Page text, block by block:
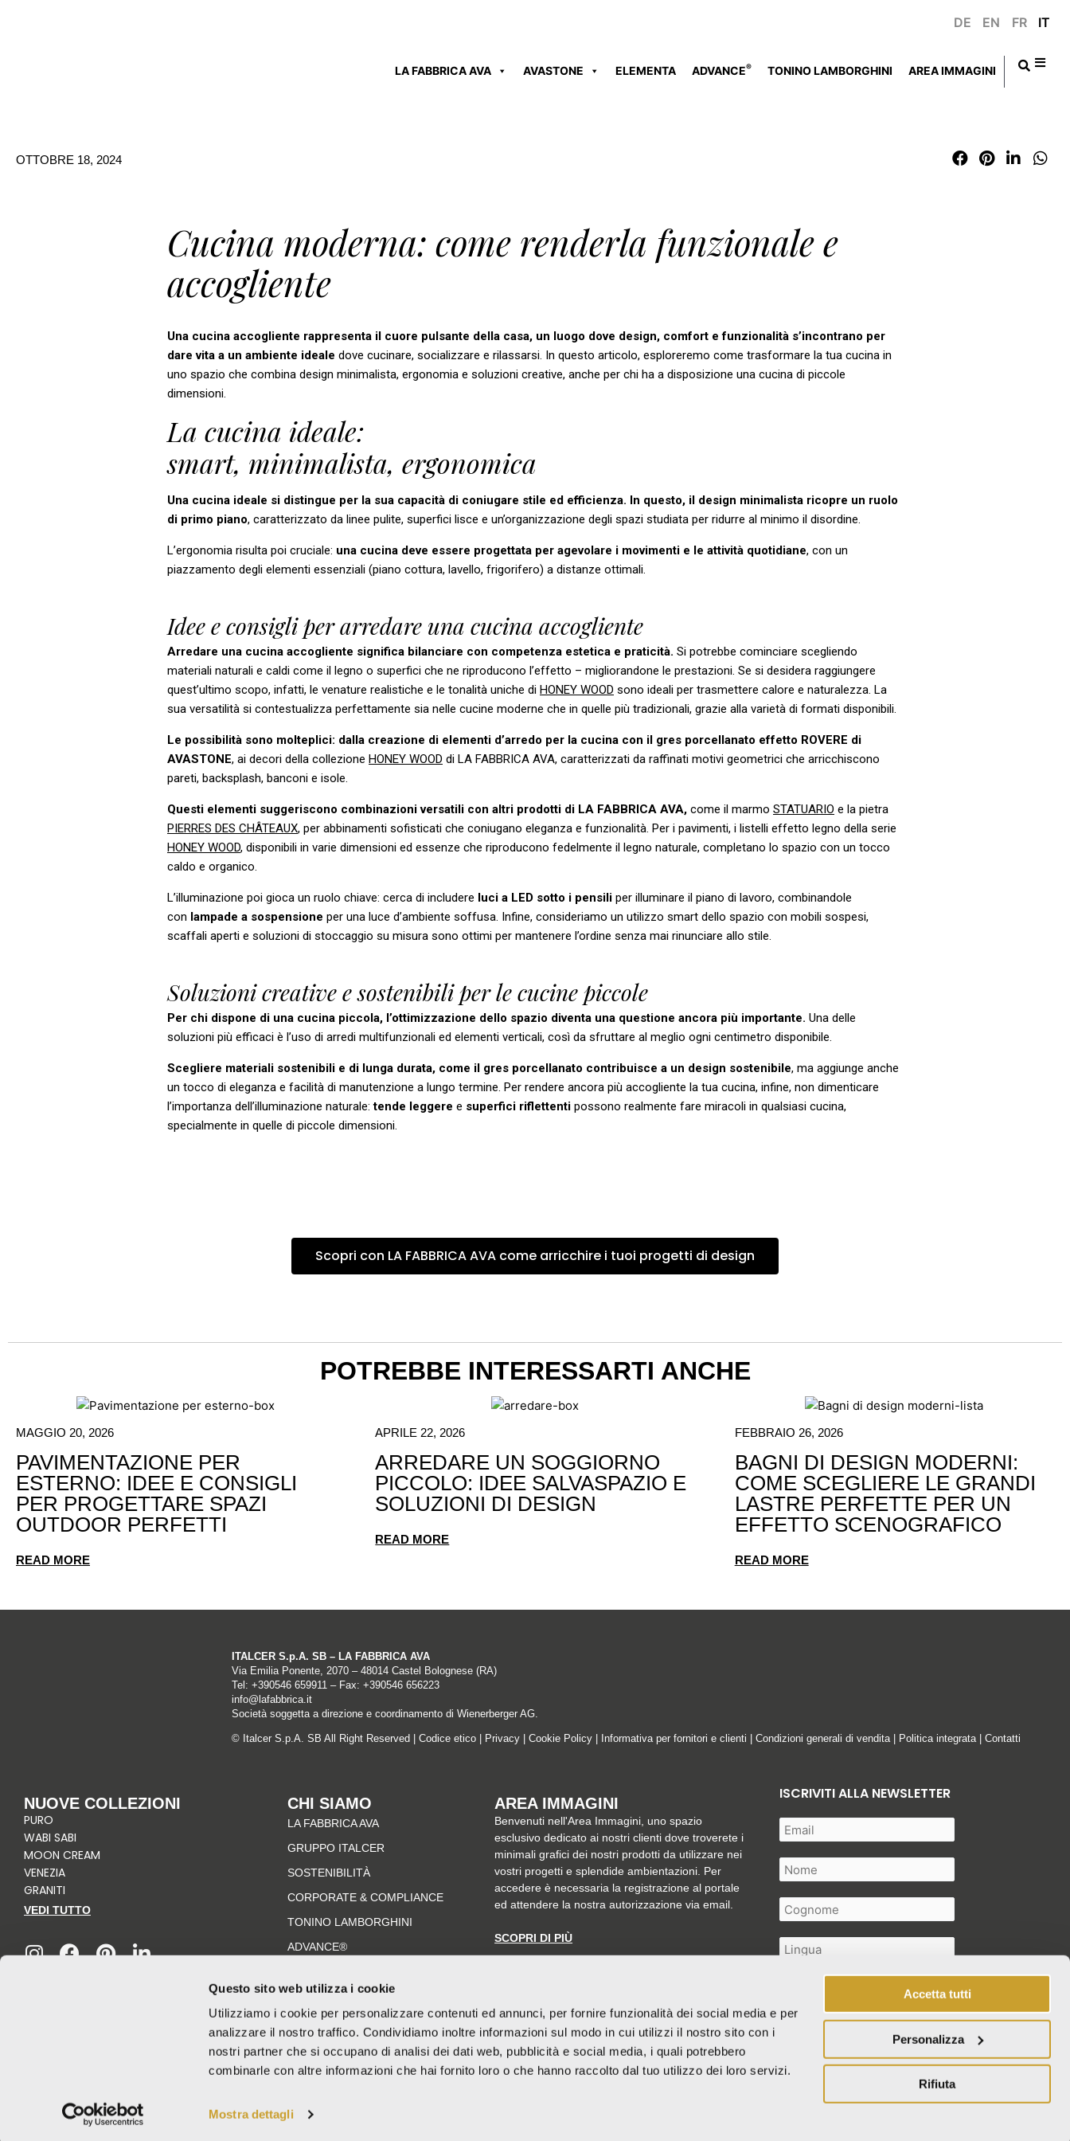
Questo sito web utilizza i cookie
Utilizziamo i cookie per personalizzare contenuti ed annunci, per fornire funzionalità dei social media e per
analizzare il nostro traffico. Condividiamo inoltre informazioni sul modo in cui utilizzi il nostro sito con i
nostri partner che si occupano di analisi dei dati web, pubblicità e social media, i quali potrebbero
combinarle con altre informazioni che hai fornito loro o che hanno raccolto dal tuo utilizzo dei loro servizi.
Mostra dettagli
Accetta tutti
Personalizza
Rifiuta
DE EN FR IT
LA FABBRICA AVA AVASTONE ELEMENTA ADVANCE® TONINO LAMBORGHINI AREA IMMAGINI
OTTOBRE 18, 2024
Cucina moderna: come renderla funzionale e
accogliente
Una cucina accogliente rappresenta il cuore pulsante della casa, un luogo dove design, comfort e funzionalità s’incontrano per
dare vita a un ambiente ideale dove cucinare, socializzare e rilassarsi. In questo articolo, esploreremo come trasformare la tua cucina in
uno spazio che combina design minimalista, ergonomia e soluzioni creative, anche per chi ha a disposizione una cucina di piccole
dimensioni.
La cucina ideale:
smart, minimalista, ergonomica
Una cucina ideale si distingue per la sua capacità di coniugare stile ed efficienza. In questo, il design minimalista ricopre un ruolo
di primo piano, caratterizzato da linee pulite, superfici lisce e un’organizzazione degli spazi studiata per ridurre al minimo il disordine.
L’ergonomia risulta poi cruciale: una cucina deve essere progettata per agevolare i movimenti e le attività quotidiane, con un
piazzamento degli elementi essenziali (piano cottura, lavello, frigorifero) a distanze ottimali.
Idee e consigli per arredare una cucina accogliente
Arredare una cucina accogliente significa bilanciare con competenza estetica e praticità. Si potrebbe cominciare scegliendo
materiali naturali e caldi come il legno o superfici che ne riproducono l’effetto – migliorandone le prestazioni. Se si desidera raggiungere
quest’ultimo scopo, infatti, le venature realistiche e le tonalità uniche di HONEY WOOD sono ideali per trasmettere calore e naturalezza. La
sua versatilità si contestualizza perfettamente sia nelle cucine moderne che in quelle più tradizionali, grazie alla varietà di formati disponibili.
Le possibilità sono molteplici: dalla creazione di elementi d’arredo per la cucina con il gres porcellanato effetto ROVERE di
AVASTONE, ai decori della collezione HONEY WOOD di LA FABBRICA AVA, caratterizzati da raffinati motivi geometrici che arricchiscono
pareti, backsplash, banconi e isole.
Questi elementi suggeriscono combinazioni versatili con altri prodotti di LA FABBRICA AVA, come il marmo STATUARIO e la pietra
PIERRES DES CHÂTEAUX, per abbinamenti sofisticati che coniugano eleganza e funzionalità. Per i pavimenti, i listelli effetto legno della serie
HONEY WOOD, disponibili in varie dimensioni ed essenze che riproducono fedelmente il legno naturale, completano lo spazio con un tocco
caldo e organico.
L’illuminazione poi gioca un ruolo chiave: cerca di includere luci a LED sotto i pensili per illuminare il piano di lavoro, combinandole
con lampade a sospensione per una luce d’ambiente soffusa. Infine, consideriamo un utilizzo smart dello spazio con mobili sospesi,
scaffali aperti e soluzioni di stoccaggio su misura sono ottimi per mantenere l’ordine senza mai rinunciare allo stile.
Soluzioni creative e sostenibili per le cucine piccole
Per chi dispone di una cucina piccola, l’ottimizzazione dello spazio diventa una questione ancora più importante. Una delle
soluzioni più efficaci è l’uso di arredi multifunzionali ed elementi verticali, così da sfruttare al meglio ogni centimetro disponibile.
Scegliere materiali sostenibili e di lunga durata, come il gres porcellanato contribuisce a un design sostenibile, ma aggiunge anche
un tocco di eleganza e facilità di manutenzione a lungo termine. Per rendere ancora più accogliente la tua cucina, infine, non dimenticare
l’importanza dell’illuminazione naturale:tende leggere e superfici riflettenti possono realmente fare miracoli in qualsiasi cucina,
specialmente in quelle di piccole dimensioni.
Scopri con LA FABBRICA AVA come arricchire i tuoi progetti di design
POTREBBE INTERESSARTI ANCHE
MAGGIO 20, 2026
PAVIMENTAZIONE PER
ESTERNO: IDEE E CONSIGLI
PER PROGETTARE SPAZI
OUTDOOR PERFETTI
READ MORE
APRILE 22, 2026
ARREDARE UN SOGGIORNO
PICCOLO: IDEE SALVASPAZIO E
SOLUZIONI DI DESIGN
READ MORE
FEBBRAIO 26, 2026
BAGNI DI DESIGN MODERNI:
COME SCEGLIERE LE GRANDI
LASTRE PERFETTE PER UN
EFFETTO SCENOGRAFICO
READ MORE
ITALCER S.p.A. SB – LA FABBRICA AVA
Via Emilia Ponente, 2070 – 48014 Castel Bolognese (RA)
Tel: +390546 659911– Fax: +390546 656223
info@lafabbrica.it
Società soggetta a direzione e coordinamento di Wienerberger AG.
© Italcer S.p.A. SB All Right Reserved | Codice etico| Privacy| Cookie Policy| Informativa per fornitori e clienti Condizioni generali di vendita| Politica integrata| Contatti
NUOVE COLLEZIONI
PURO
WABI SABI
MOON CREAM
VENEZIA
GRANITI
VEDI TUTTO
n
a
f
i
i
CHI SIAMO
LA FABBRICA AVA
GRUPPO ITALCER
SOSTENIBILITÀ
CORPORATE & COMPLIANCE
TONINO LAMBORGHINI
ADVANCE®
AREA IMMAGINI
Benvenuti nell'Area Immagini, uno spazio
esclusivo dedicato ai nostri clienti dove troverete i
minimali grafici dei nostri prodotti da utilizzare nei
vostri progetti e splendide ambientazioni. Per
accedere è necessaria la registrazione al portale
ed attendere la nostra autorizzazione via email.
SCOPRI DI PIÙ
ISCRIVITI ALLA NEWSLETTER
dati personali così come descritto
nella
privacy policy*